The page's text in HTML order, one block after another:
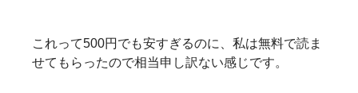
これって500円でも安すぎるのに、私は無料で読ま
せてもらったので相当申し訳ない感じです。